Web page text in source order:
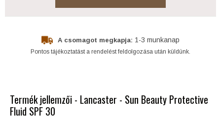
A csomagot megkapja: 1-3 munkanap
Pontos tájékoztatást a rendelést feldolgozása után küldünk.
Termék jellemzői - Lancaster - Sun Beauty Protective
Fluid SPF 30